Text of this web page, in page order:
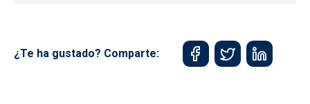
¿Te ha gustado? Comparte: